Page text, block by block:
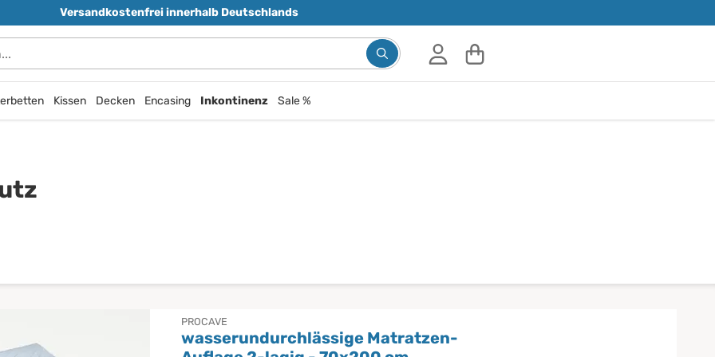
Versandkostenfrei innerhalb Deutschlands
Kissen Decken Encasing Inkontinenz Sale %
PROCAVE
wasserundurchlässige Matratzen-